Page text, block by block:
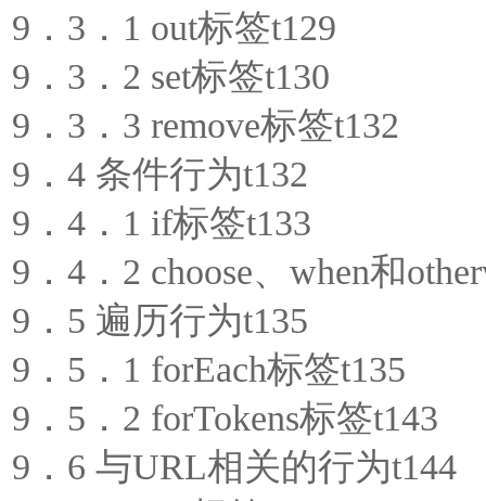
9．3．1 out标签t129
9．3．2 set标签t130
9．3．3 remove标签t132
9．4 条件行为t132
9．4．1 if标签t133
9．4．2 choose、when和
9．5 遍历行为t135
9．5．1 forEach标签t135
9．5．2 forTokens标签t143
9．6 与URL相关的行为t144